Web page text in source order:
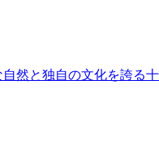
自然と独自の文化を誇る十